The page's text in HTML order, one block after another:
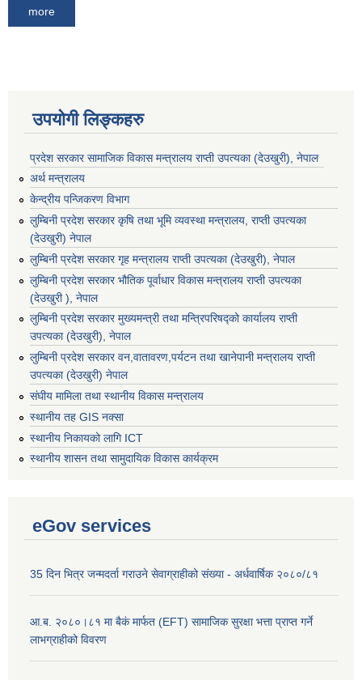
more
उपयोगी लिङ्कहरु
प्रदेश सरकार सामाजिक विकास मन्‍‍त्रालय राप्ती उपत्यका (देउखुरी), नेपाल
अर्थ मन्त्रालय
केन्द्रीय पन्जिकरण विभाग
लुम्बिनी प्रदेश सरकार कृषि तथा भूमि व्यवस्था मन्त्रालय, राप्ती उपत्यका
(देउखुरी) नेपाल
लुम्बिनी प्रदेश सरकार गृह मन्त्रालय राप्ती उपत्यका (देउखुरी), नेपाल
लुम्बिनी प्रदेश सरकार भौतिक पूर्वाधार विकास मन्त्रालय राप्ती उपत्यका
(देउखुरी ), नेपाल
लुम्बिनी प्रदेश सरकार मुख्यमन्त्री तथा मन्त्रिपरिषद्को कार्यालय राप्ती
उपत्यका (देउखुरी), नेपाल
लुम्बिनी प्रदेश सरकार वन,वातावरण,पर्यटन तथा खानेपानी मन्त्रालय राप्ती
उपत्यका (देउखुरी) नेपाल
संघीय मामिला तथा स्थानीय विकास मन्त्रालय
स्थानीय तह GIS नक्सा
स्थानीय निकायको लागि ICT
स्थानीय शासन तथा सामुदायिक विकास कार्यक्रम
eGov services
35 दिन भित्र जन्मदर्ता गराउने सेवाग्राहीको संख्या - अर्धवार्षिक २०८०/८१
आ.ब. २०८०।८१ मा बैकं मार्फत (EFT) सामाजिक सुरक्षा भत्ता प्राप्त गर्ने
लाभग्राहीको विवरण